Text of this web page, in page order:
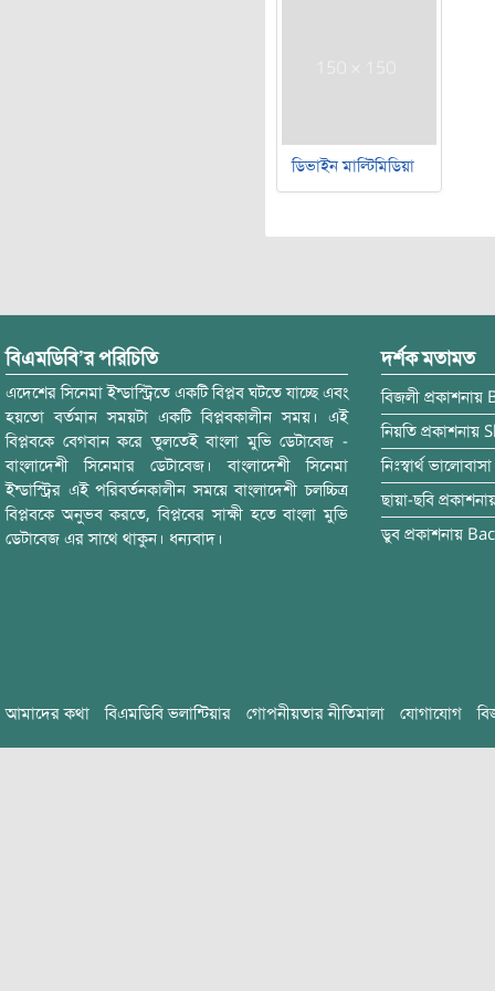
ডিভাইন মাল্টিমিডিয়া
বিএমডিবি’র পরিচিতি
এদেশের সিনেমা ইন্ডাস্ট্রিতে একটি বিপ্লব ঘটতে যাচ্ছে এবং
হয়তো বর্তমান সময়টা একটি বিপ্লবকালীন সময়। এই
বিপ্লবকে বেগবান করে তুলতেই বাংলা মুভি ডেটাবেজ -
বাংলাদেশী সিনেমার ডেটাবেজ। বাংলাদেশী সিনেমা
ইন্ডাস্ট্রির এই পরিবর্তনকালীন সময়ে বাংলাদেশী চলচ্চিত্র
বিপ্লবকে অনুভব করতে, বিপ্লবের সাক্ষী হতে বাংলা মুভি
ডেটাবেজ এর সাথে থাকুন। ধন্যবাদ।
দর্শক মতামত
বিজলী প্রকাশনায়
নিয়তি প্রকাশনায়
নিঃস্বার্থ ভালোবাসা
ছায়া-ছবি
ডুব প্রকাশনায়
আমাদের কথা বিএমডিবি ভলান্টিয়ার গোপনীয়তার নীতিমালা যোগাযোগ